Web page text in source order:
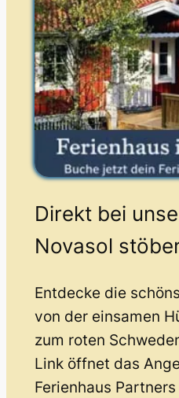
Direkt bei
Novasol
Entdecke die
von der einsamen
zum roten
Link öffnet das
Ferienhaus